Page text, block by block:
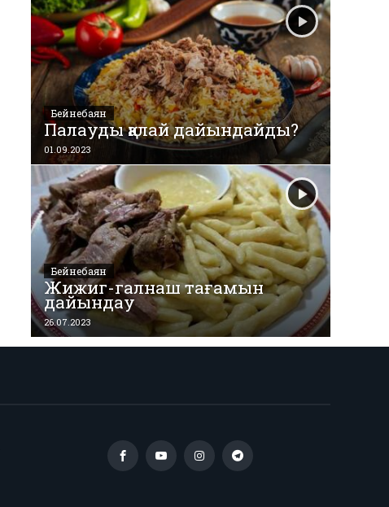
Бейнебаян
Палауды қалай дайындайды?
01.09.2023
Бейнебаян
Жижиг-галнаш тағамын
дайындау
26.07.2023